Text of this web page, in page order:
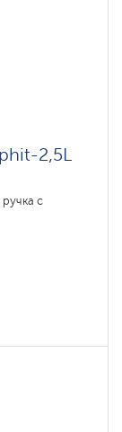
2,5L
с